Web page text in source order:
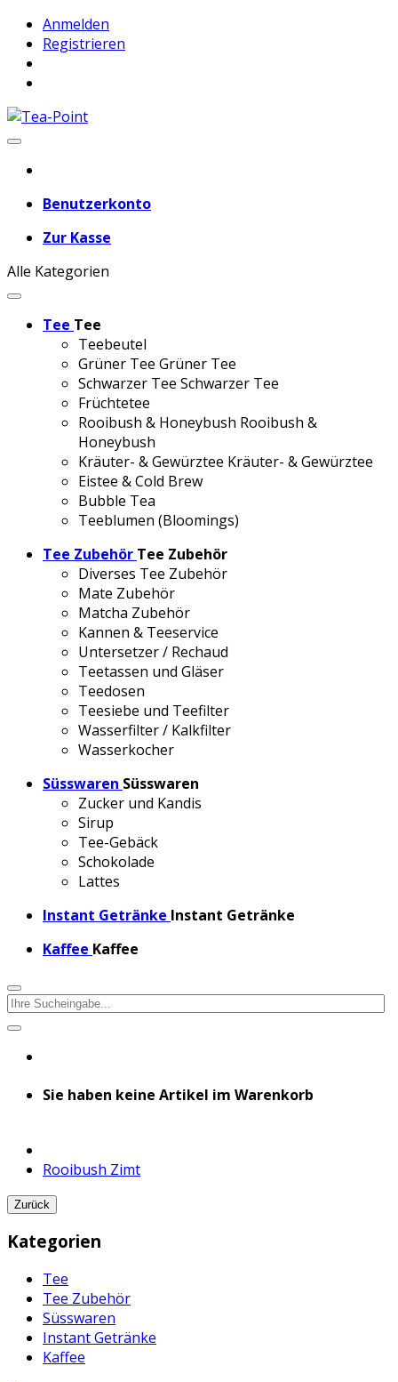
Anmelden
Registrieren
Benutzerkonto
Zur Kasse
Alle Kategorien
Tee Tee
Teebeutel
Grüner Tee Grüner Tee
Schwarzer Tee Schwarzer Tee
Früchtetee
Rooibush & Honeybush Rooibush &
Honeybush
Kräuter- & Gewürztee Kräuter- & Gewürztee
Eistee & Cold Brew
Bubble Tea
Teeblumen (Bloomings)
Tee Zubehör Tee Zubehör
Diverses Tee Zubehör
Mate Zubehör
Matcha Zubehör
Kannen & Teeservice
Untersetzer / Rechaud
Teetassen und Gläser
Teedosen
Teesiebe und Teefilter
Wasserfilter / Kalkfilter
Wasserkocher
Süsswaren Süsswaren
Zucker und Kandis
Sirup
Tee-Gebäck
Schokolade
Lattes
Instant Getränke Instant Getränke
Kaffee Kaffee
Sie haben keine Artikel im Warenkorb
Rooibush Zimt
Zurück
Kategorien
Tee
Tee Zubehör
Süsswaren
Instant Getränke
Kaffee